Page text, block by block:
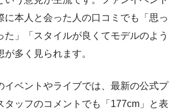
に本人と会った人の口コミでも「思っ
た」「スタイルが良くてモデルのよう
多く見られます。
イベントやライブでは、最新の公式プ
タッフのコメントでも「177cm」と表